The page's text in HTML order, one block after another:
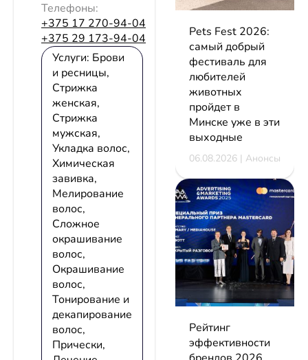
Телефоны:
+375 17 270-94-04
+375 29 173-94-04
Услуги: Брови
и ресницы,
Стрижка
женская,
Стрижка
мужская,
Укладка волос,
Химическая
завивка,
Мелирование
волос,
Сложное
окрашивание
волос,
Окрашивание
волос,
Тонирование и
декапирование
волос,
Прически,
Pets Fest 2026:
самый добрый
фестиваль для
любителей
животных
пройдет в
Минске уже в эти
выходные
06.08.2026 | Анонсы
Рейтинг
эффективности